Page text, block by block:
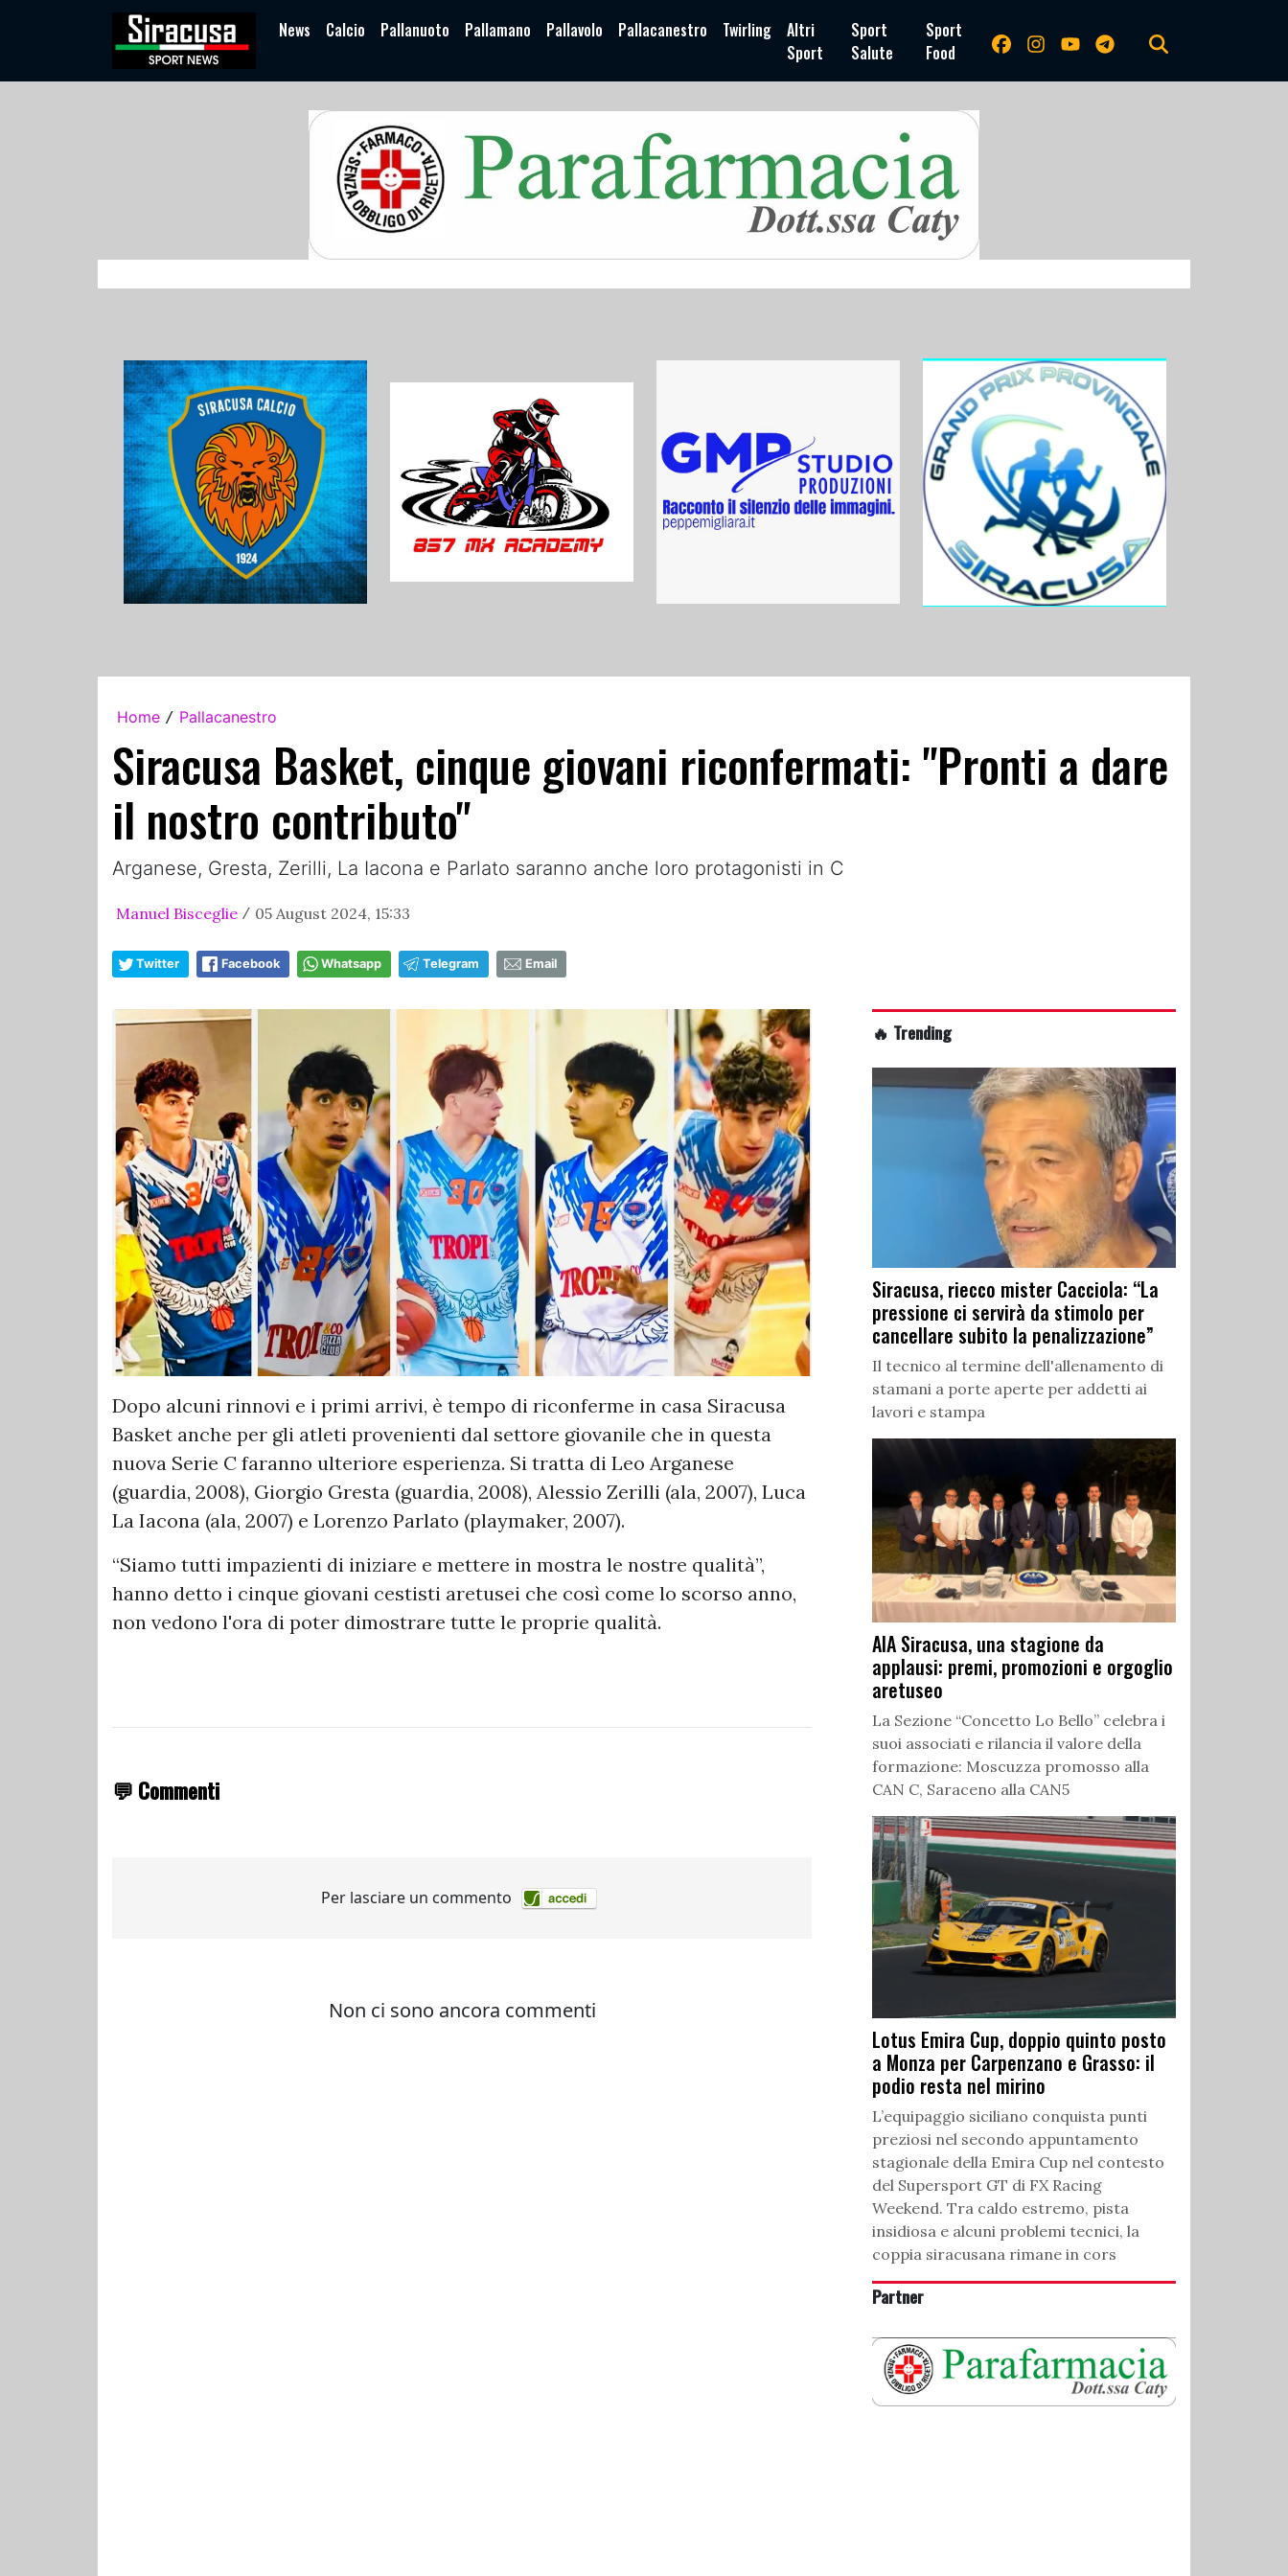
News Calcio Pallanuoto Pallamano Pallavolo Pallacanestro Twirling
Altri
Sport
Sport
Salute
Sport
Food
Home / Pallacanestro
Siracusa Basket, cinque giovani riconfermati: "Pronti a dare
il nostro contributo"
Arganese, Gresta, Zerilli, La Iacona e Parlato saranno anche loro protagonisti in C
Manuel Bisceglie / 05 August 2024, 15:33
Twitter Facebook Whatsapp Telegram Email
Dopo alcuni rinnovi e i primi arrivi, è tempo di riconferme in casa Siracusa
Basket anche per gli atleti provenienti dal settore giovanile che in questa
nuova Serie C faranno ulteriore esperienza. Si tratta di Leo Arganese
(guardia, 2008), Giorgio Gresta (guardia, 2008), Alessio Zerilli (ala, 2007), Luca
La Iacona (ala, 2007) e Lorenzo Parlato (playmaker, 2007).
“Siamo tutti impazienti di iniziare e mettere in mostra le nostre qualità”,
hanno detto i cinque giovani cestisti aretusei che così come lo scorso anno,
non vedono l'ora di poter dimostrare tutte le proprie qualità.
💬 Commenti
🔥 Trending
Siracusa, riecco mister Cacciola: “La
pressione ci servirà da stimolo per
cancellare subito la penalizzazione”
Il tecnico al termine dell'allenamento di
stamani a porte aperte per addetti ai
lavori e stampa
AIA Siracusa, una stagione da
applausi: premi, promozioni e orgoglio
aretuseo
La Sezione “Concetto Lo Bello” celebra i
suoi associati e rilancia il valore della
formazione: Moscuzza promosso alla
CAN C, Saraceno alla CAN5
Lotus Emira Cup, doppio quinto posto
a Monza per Carpenzano e Grasso: il
podio resta nel mirino
L’equipaggio siciliano conquista punti
preziosi nel secondo appuntamento
stagionale della Emira Cup nel contesto
del Supersport GT di FX Racing
Weekend. Tra caldo estremo, pista
insidiosa e alcuni problemi tecnici, la
coppia siracusana rimane in cors
Partner